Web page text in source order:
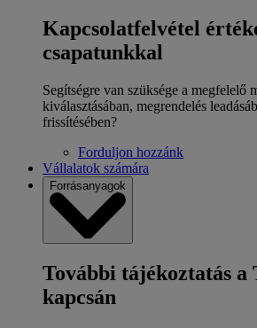
Kapcsolatfelvétel
csapatunkkal
Segítségre van szüksége a megfelelő
kiválasztásában, megrendelés
frissítésében?
Forduljon hozzánk
Vállalatok számára
Forrásanyagok
További tájékoztatás a
kapcsán